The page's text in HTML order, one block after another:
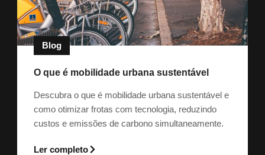
Blog
O que é mobilidade urbana sustentável
Descubra o que é mobilidade urbana sustentável e
como otimizar frotas com tecnologia, reduzindo
custos e emissões de carbono simultaneamente.
Ler completo